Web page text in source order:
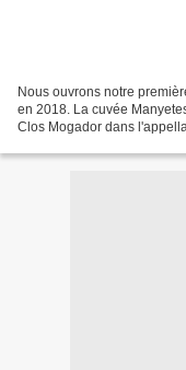
Nous ouvrons notre
en 2018. La cuvée
Clos Mogador dans